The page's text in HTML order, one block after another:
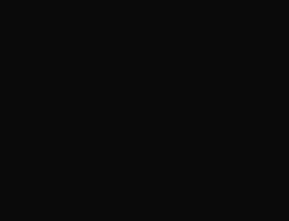
pointe sur le code. C'est gratuit à